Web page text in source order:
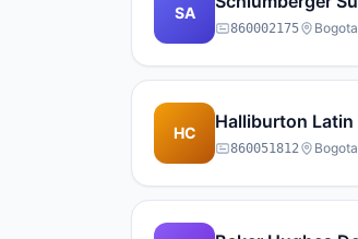
SA
860002175 Bogota
HC
Halliburton Latin
860051812 Bogota